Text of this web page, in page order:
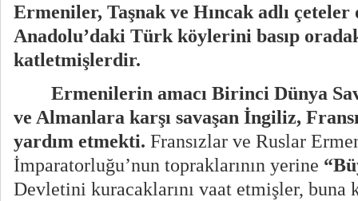
Ermeniler, Taşnak ve Hıncak adlı
Anadolu’daki Türk köylerini basıp
katletmişlerdir.
Ermenilerin amacı Birinci Dünya
ve Almanlara karşı savaşan İngiliz,
yardım etmekti. Fransızlar ve Ruslar
İmparatorluğu’nun topraklarının yerine
Devletini kuracaklarını vaat etmişler, buna